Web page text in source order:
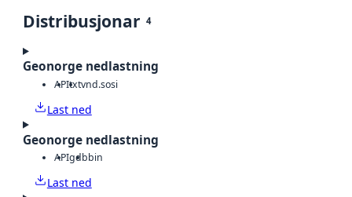
Distribusjonar 4
Geonorge nedlastning
APItxtvnd.sosi
Last ned
Geonorge nedlastning
APIgdbbin
Last ned